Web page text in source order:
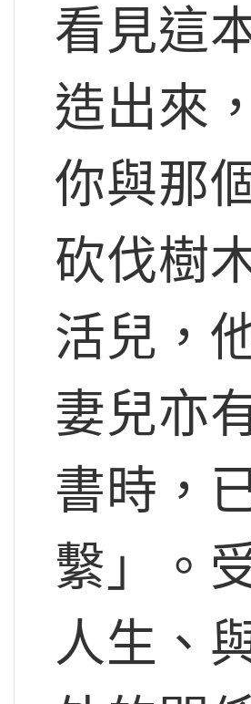
看見這
造出來
你與那
砍伐樹
活兒，
妻兒亦
書時，
繫」。
人生、